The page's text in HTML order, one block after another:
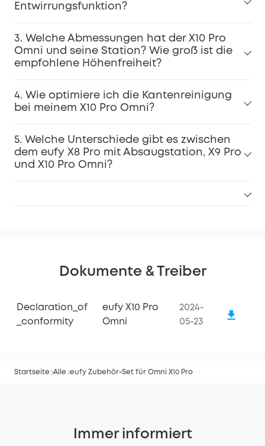
Entwirrungsfunktion?
3. Welche Abmessungen hat der X10 Pro
Omni und seine Station? Wie groß ist die
empfohlene Höhenfreiheit?
4. Wie optimiere ich die Kantenreinigung
bei meinem X10 Pro Omni?
5. Welche Unterschiede gibt es zwischen
dem eufy X8 Pro mit Absaugstation, X9 Pro
und X10 Pro Omni?
Dokumente & Treiber
Declaration_of
_conformity
eufy X10 Pro
Omni
2024-
05-23
Startseite Alle eufy Zubehör‑Set für Omni X10 Pro
Immer informiert